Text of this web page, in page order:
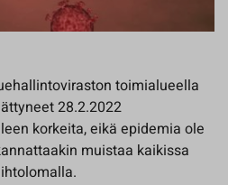
toimialueella
28.2.2022
korkeita, eikä epidemia ole
muistaa kaikissa